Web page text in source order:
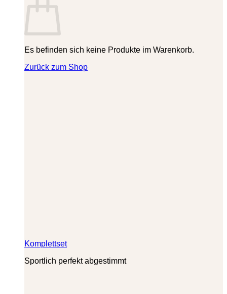
Es befinden sich keine Produkte im Warenkorb.
Zurück zum Shop
Komplettset
Sportlich perfekt abgestimmt